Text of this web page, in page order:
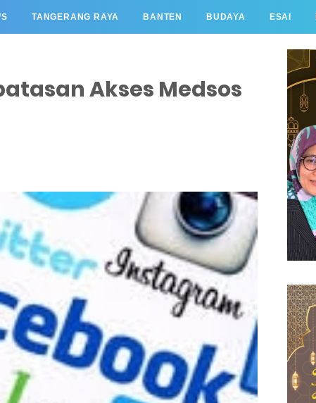
TANGERANG RAYA BANTEN BUDAYA ESAI
Akses Medsos